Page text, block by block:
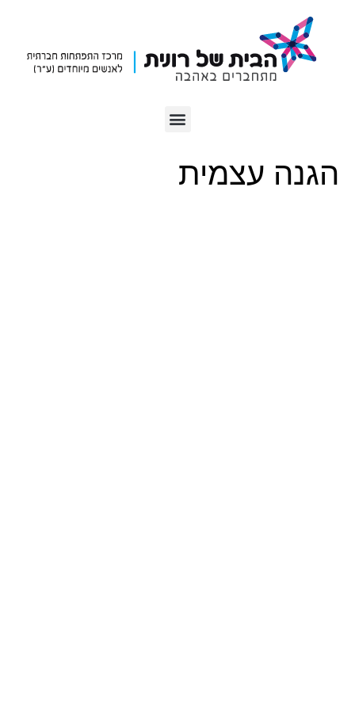
הגנה עצמית